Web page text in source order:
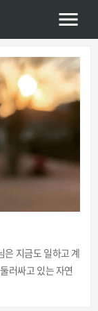
은 지금도 일하고 계
러싸고 있는 자연